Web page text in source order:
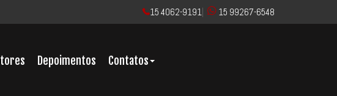
15 4062-9191 15 99267-6548
Depoimentos Contatos